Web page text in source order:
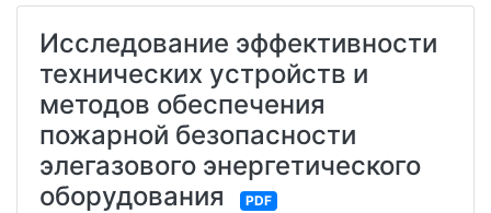
Исследование эффективности
технических устройств и
методов обеспечения
пожарной безопасности
элегазового энергетического
оборудования
PDF